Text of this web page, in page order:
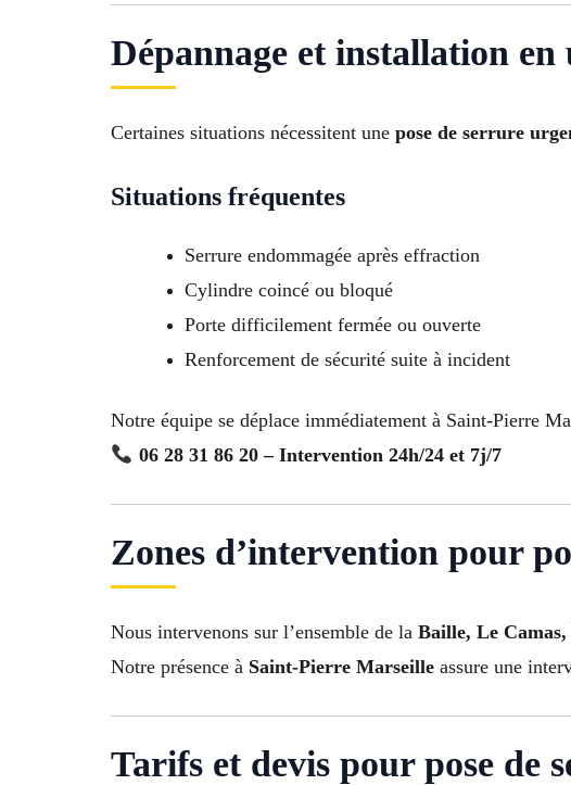
Dépannage et installation
Certaines situations nécessitent une pose de serrure
Situations fréquentes
Serrure endommagée après effraction
Cylindre coincé ou bloqué
Porte difficilement fermée ou ouverte
Renforcement de sécurité suite à incident
Notre équipe se déplace immédiatement à Saint-Pierre
06 28 31 86 20 – Intervention 24h/24 et 7j/7
Zones d’intervention pour
Nous intervenons sur l’ensemble de la Baille, Le
Notre présence à Saint-Pierre Marseille assure une
Tarifs et devis pour pose de